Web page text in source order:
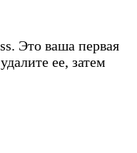
Это ваша первая
ее, затем